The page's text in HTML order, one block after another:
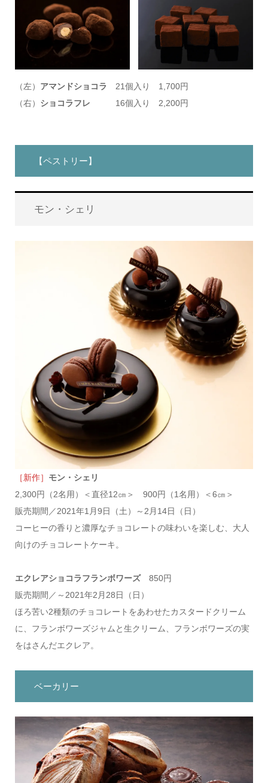
（左） アマンドショコラ
21個入り 1,700円
（右） ショコラフレ 16個入り 2,200円
【ペストリー】
モン・シェリ
［新作］ モン・シェリ
2,300円（2名用）＜直径12㎝＞ 900円（1名用）＜6㎝＞
販売期間／2021年1月9日（土）～2月14日（日）
コーヒーの香りと濃厚なチョコレートの味わいを楽しむ、大人
向けのチョコレートケーキ。
エクレアショコラフランボワーズ850円
販売期間／～2021年2月28日（日）
ほろ苦い2種類のチョコレートをあわせたカスタードクリーム
に、フランボワーズジャムと生クリーム、フランボワーズの実
をはさんだエクレア。
ベーカリー